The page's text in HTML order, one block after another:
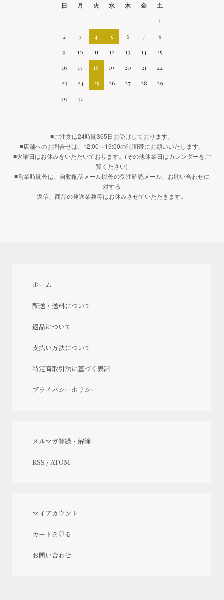
日 月 火 水 木 金
土
1
2
3 4 5 6 7
8
9
10 11 12 13 14
15
16
17 18 19 20 21
22
23
24 25 26 27 28
29
30
31
■ご注文は24時間365日お受けしております。
■店舗へのお問合せは、12:00～19:00の時間帯にお願いいたします。
■火曜日はお休みをいただいております。(その他休業日はカレンダーをご
覧ください)
■営業時間外は、自動配信メール以外の受注確認メール、お問い合わせに
対する
返信、商品の発送業務等はお休みさせていただきます。
ホーム
配送・送料について
返品について
支払い方法について
特定商取引法に基づく表記
プライバシーポリシー
メルマガ登録・解除
RSS / ATOM
マイアカウント
カートを見る
お問い合わせ